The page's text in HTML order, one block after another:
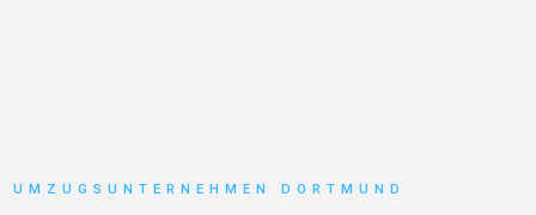
UMZUGSUNTERNEHMEN DORTMUND